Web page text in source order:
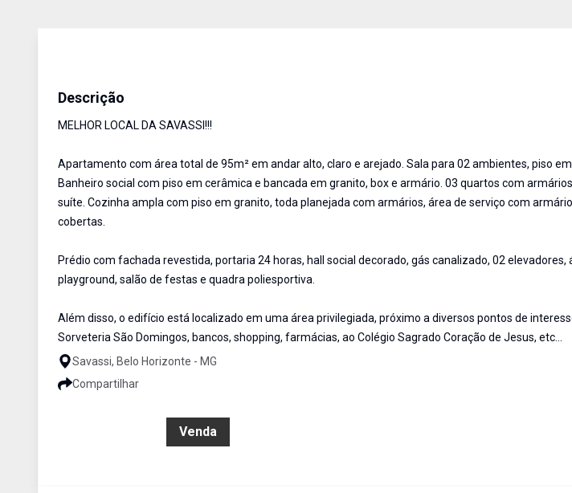
Descrição
MELHOR LOCAL DA SAVASSI!!!
Apartamento com área total de 95m² em andar alto, claro e arejado. Sala para 02 ambientes, piso
Banheiro social com piso em cerâmica e bancada em granito, box e armário. 03 quartos com
suíte. Cozinha ampla com piso em granito, toda planejada com armários, área de serviço com
cobertas.
Prédio com fachada revestida, portaria 24 horas, hall social decorado, gás canalizado, 02 elevadores,
playground, salão de festas e quadra poliesportiva.
Além disso, o edifício está localizado em uma área privilegiada, próximo a diversos pontos de
Sorveteria São Domingos, bancos, shopping, farmácias, ao Colégio Sagrado Coração de Jesus, etc...
Savassi, Belo Horizonte - MG
Compartilhar
Venda